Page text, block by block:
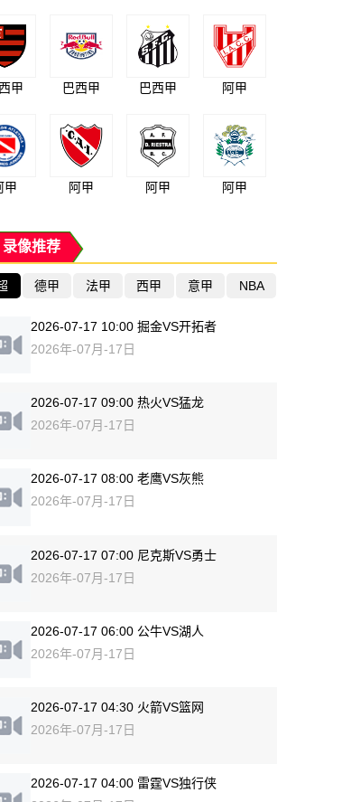
甲 巴西甲 巴西甲 阿甲
甲 阿甲 阿甲 阿甲
录像推荐
德甲 法甲 西甲 意甲 NBA
2026-07-17 10:00 掘金VS开拓者
2026年-07月-17日
2026-07-17 09:00 热火VS猛龙
2026年-07月-17日
2026-07-17 08:00 老鹰VS灰熊
2026年-07月-17日
2026-07-17 07:00 尼克斯VS勇士
2026年-07月-17日
2026-07-17 06:00 公牛VS湖人
2026年-07月-17日
2026-07-17 04:30 火箭VS篮网
2026年-07月-17日
2026-07-17 04:00 雷霆VS独行侠